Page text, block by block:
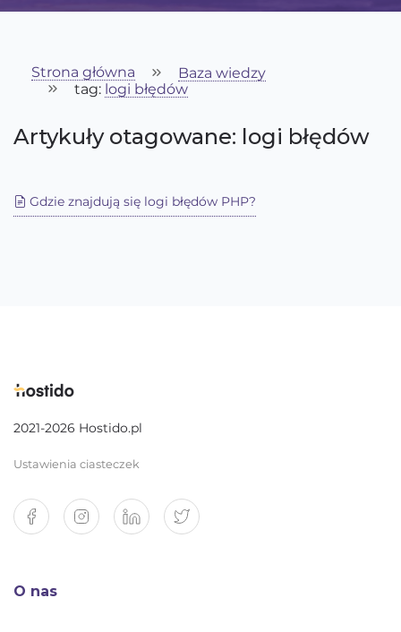
Strona główna
Baza wiedzy
tag: logi błędów
Artykuły otagowane: logi błędów
Gdzie znajdują się logi błędów PHP?
2021-2026 Hostido.pl
Ustawienia ciasteczek
O nas